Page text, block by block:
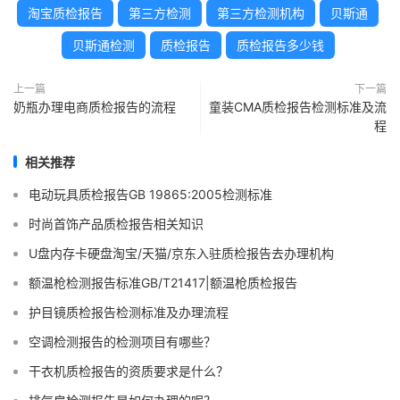
淘宝质检报告 第三方检测 第三方检测机构 贝斯通
贝斯通检测 质检报告 质检报告多少钱
上一篇
奶瓶办理电商质检报告的流程
下一篇
童装CMA质检报告检测标准及流
程
相关推荐
电动玩具质检报告GB 19865:2005检测标准
时尚首饰产品质检报告相关知识
U盘内存卡硬盘淘宝/天猫/京东入驻质检报告去办理机构
额温枪检测报告标准GB/T21417|额温枪质检报告
护目镜质检报告检测标准及办理流程
空调检测报告的检测项目有哪些？
干衣机质检报告的资质要求是什么？